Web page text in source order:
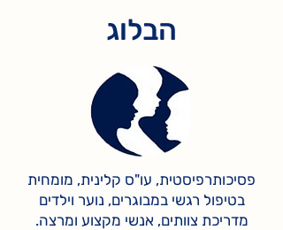
הבלוג
פסיכותרפיסטית, עו"ס קלינית, מומחית
בטיפול רגשי במבוגרים, נוער וילדים
.מדריכת צוותים, אנשי מקצוע ומרצה